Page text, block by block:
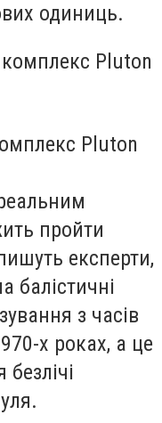
одиниць.
Pluton
пройти
експерти,
балістичні
з часів
х роках, а це